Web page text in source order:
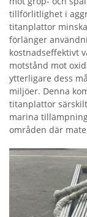
tillförlitlighet i
titanplattor
förlänger
kostnadseffektivt
motstånd mot
ytterligare dess
miljöer. Denna
titanplattor
marina
områden där